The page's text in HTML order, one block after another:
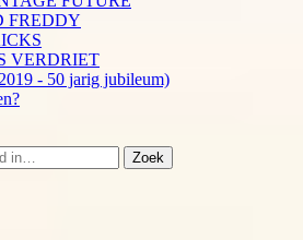
FREDDY
VERDRIET
- 50 jarig jubileum)
Zoek